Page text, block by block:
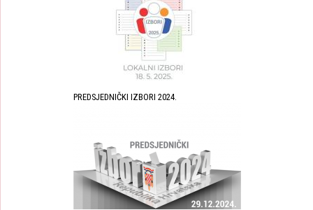
PREDSJEDNIČKI IZBORI 2024.